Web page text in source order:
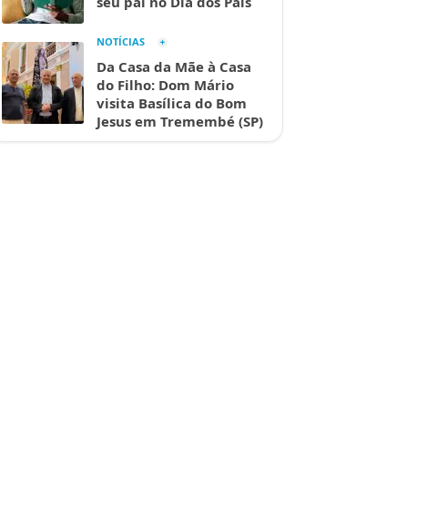
NOTÍCIAS
Da Casa da Mãe à Casa
do Filho: Dom Mário
visita Basílica do Bom
Jesus em Tremembé (SP)